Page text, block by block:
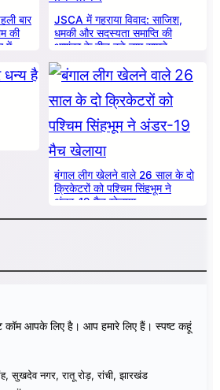
बार
की
में
JSCA में गहराया विवाद: साजिश,
धमकी और सदस्यता समाप्ति की
आशंका के बीच बड़े नाम सामने
बंगाल लीग खेलने वाले 26 साल के दो
क्रिकेटरों को पश्चिम सिंहभूम ने
अंडर-19 मैच खेलाया
कॉम आपके लिए है। आप हमारे लिए हैं। स्पष्ट कहूं
सुखदेव नगर, रातू रोड़, रांची, झारखंड